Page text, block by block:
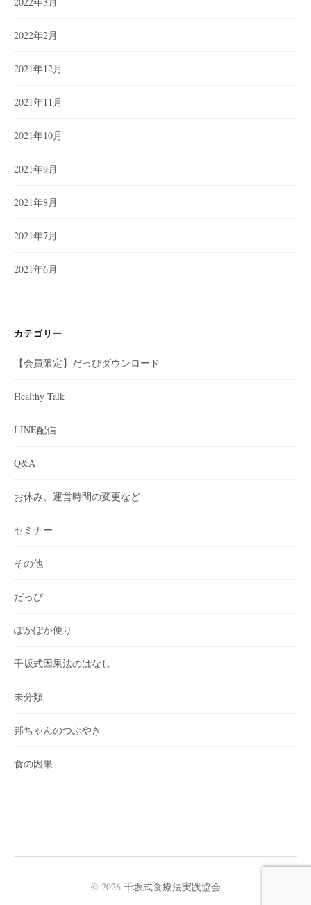
2022年2月
2021年12月
2021年11月
2021年10月
2021年9月
2021年8月
2021年7月
2021年6月
カテゴリー
【会員限定】だっぴダウンロード
Healthy Talk
LINE配信
Q&A
お休み、運営時間の変更など
セミナー
その他
だっぴ
ぽかぽか便り
千坂式因果法のはなし
未分類
邦ちゃんのつぶやき
食の因果
© 2026 千坂式食療法実践協会